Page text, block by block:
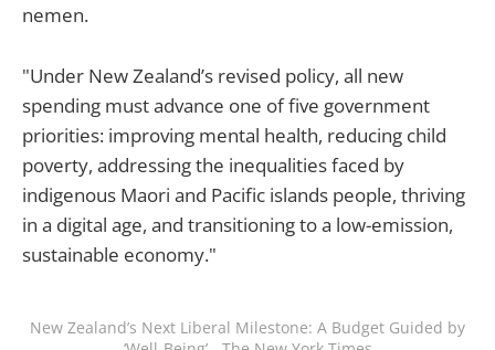
nemen.
"Under New Zealand’s revised policy, all new
spending must advance one of five government
priorities: improving mental health, reducing child
poverty, addressing the inequalities faced by
indigenous Maori and Pacific islands people, thriving
in a digital age, and transitioning to a low-emission,
sustainable economy."
New Zealand’s Next Liberal Milestone: A Budget Guided by